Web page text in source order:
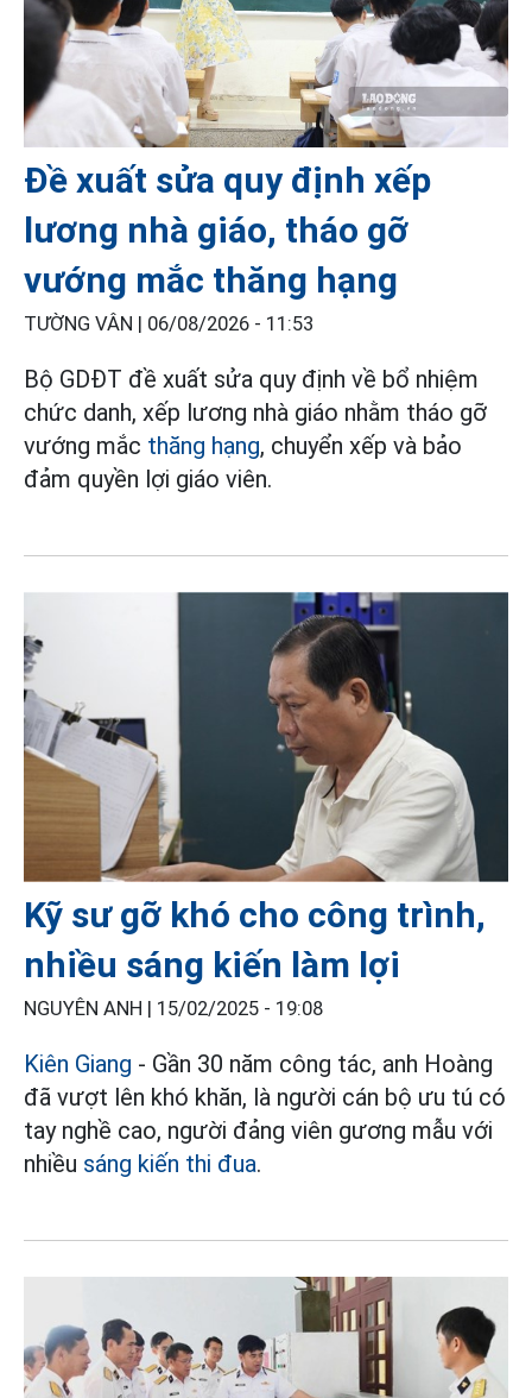
Đề xuất sửa quy định xếp
lương nhà giáo, tháo gỡ
vướng mắc thăng hạng
TƯỜNG VÂN | 06/08/2026 - 11:53
Bộ GDĐT đề xuất sửa quy định về bổ nhiệm
chức danh, xếp lương nhà giáo nhằm tháo gỡ
vướng mắc thăng hạng, chuyển xếp và bảo
đảm quyền lợi giáo viên.
Kỹ sư gỡ khó cho công trình,
nhiều sáng kiến làm lợi
NGUYÊN ANH | 15/02/2025 - 19:08
Kiên Giang - Gần 30 năm công tác, anh Hoàng
đã vượt lên khó khăn, là người cán bộ ưu tú có
tay nghề cao, người đảng viên gương mẫu với
nhiều sáng kiến thi đua.